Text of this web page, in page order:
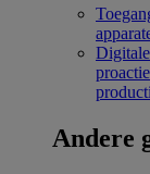
Andere